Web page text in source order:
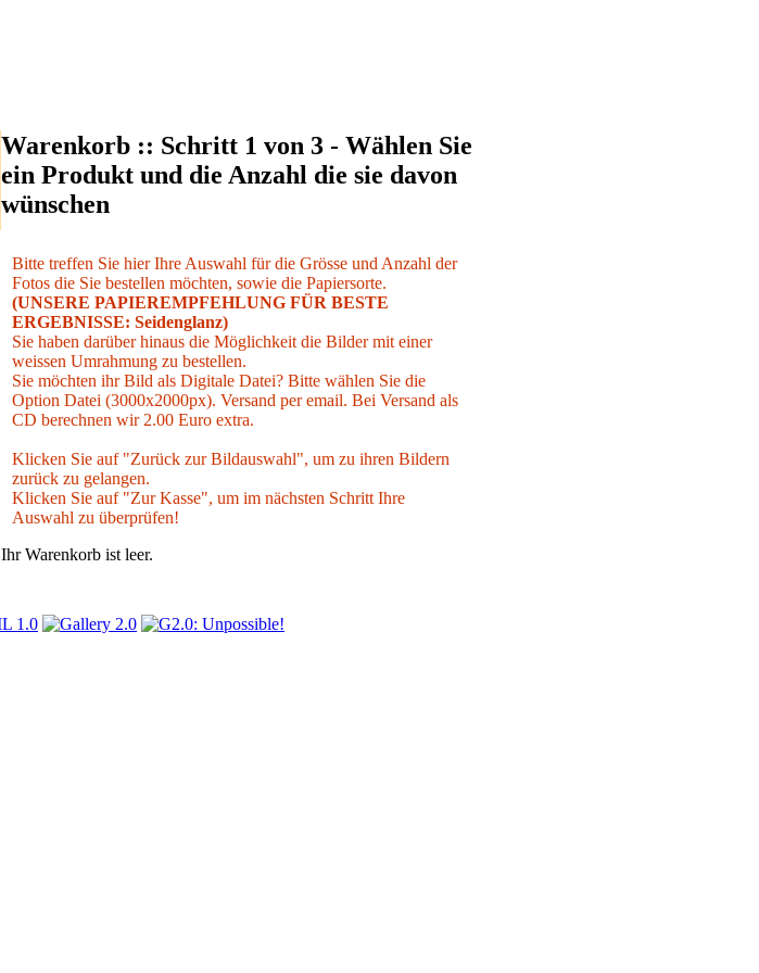
Warenkorb :: Schritt 1 von 3 - Wählen Sie
ein Produkt und die Anzahl die sie davon
wünschen
Bitte treffen Sie hier Ihre Auswahl für die Grösse und Anzahl der
Fotos die Sie bestellen möchten, sowie die Papiersorte.
(UNSERE PAPIEREMPFEHLUNG FÜR BESTE
ERGEBNISSE: Seidenglanz)
Sie haben darüber hinaus die Möglichkeit die Bilder mit einer
weissen Umrahmung zu bestellen.
Sie möchten ihr Bild als Digitale Datei? Bitte wählen Sie die
Option Datei (3000x2000px). Versand per email. Bei Versand als
CD berechnen wir 2.00 Euro extra.
Klicken Sie auf "Zurück zur Bildauswahl", um zu ihren Bildern
zurück zu gelangen.
Klicken Sie auf "Zur Kasse", um im nächsten Schritt Ihre
Auswahl zu überprüfen!
Ihr Warenkorb ist leer.